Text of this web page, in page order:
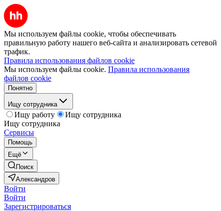
Мы используем файлы cookie, чтобы обеспечивать
правильную работу нашего веб-сайта и анализировать сетевой
трафик.
Правила использования файлов cookie
Мы используем файлы cookie. Правила использования
файлов cookie
Понятно
Ищу сотрудника
Ищу работу
Ищу сотрудника
Ищу сотрудника
Сервисы
Помощь
Ещё
Поиск
Александров
Войти
Войти
Зарегистрироваться